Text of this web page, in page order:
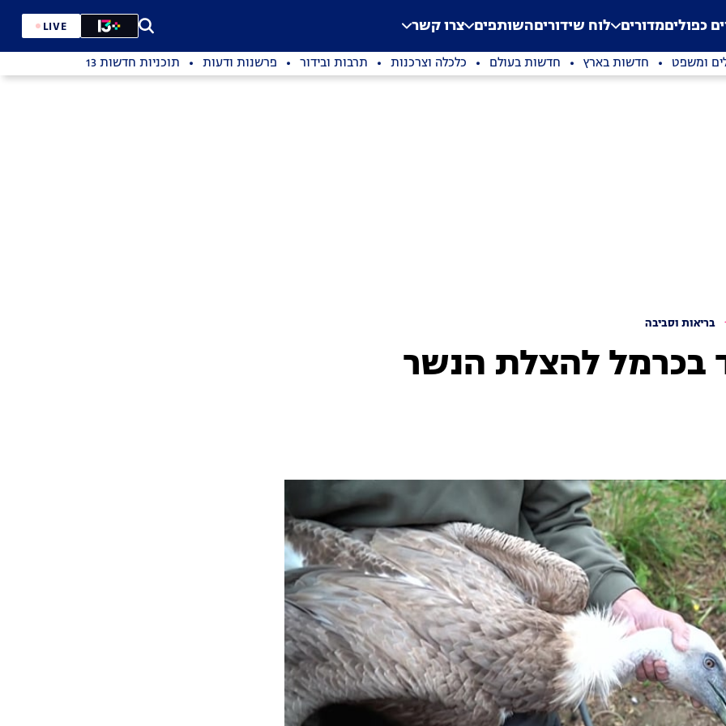
Application error: a
. כפוליםמדורים לוח שידוריםהשותפים צרו קשר LIVE
ומשפט חדשות בארץ חדשות בעולם כלכלה וצרכנות תרבות ובידור פרשנות ודעות תוכניות חדשות 13
בריאות וסביבה
בכרמל להצלת הנשר